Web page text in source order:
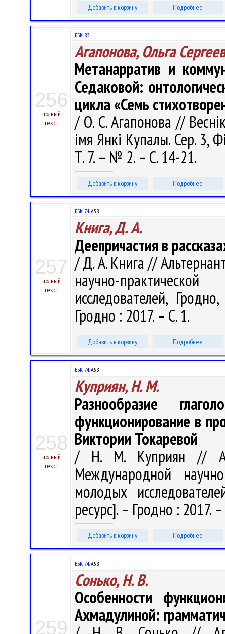
Добавить в корзину Подробнее
256
полный
текст
ББК 83.
Агапонова, Ольга
Метанарратив и
Седаковой:
цикла «Семь
/ О. С. Агапонова //
імя Янкі Купалы. Сер. 3,
Т. 7. – № 2. – С. 14-21.
Добавить в корзину Подробнее
257
полный
текст
ББК 74.А58
Книга, Д. А.
Деепричастия в
/ Д. А. Книга //
научно-
исследователей,
Гродно : 2017. – С. 1.
Добавить в корзину Подробнее
258
полный
текст
ББК 74.А58
Куприян, Н. М.
Разнообразие
функционирование в
Виктории Токаревой
/ Н. М. Куприян //
Международной
молодых
ресурс]. – Гродно : 2017.
Добавить в корзину Подробнее
259
ББК 74.А58
Сонько, Н. В.
Особенности
Ахмадулиной: